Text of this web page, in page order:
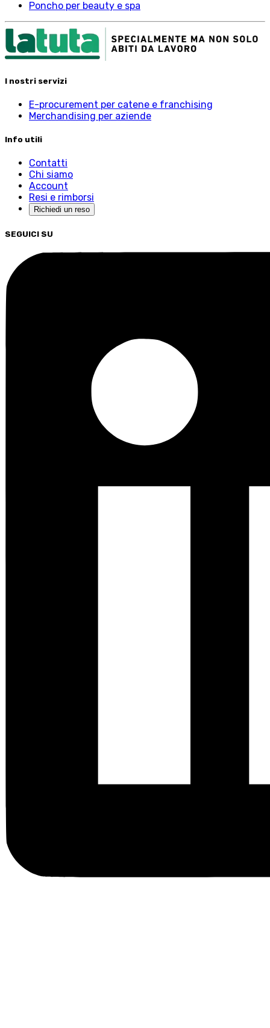
Poncho per beauty e spa
I nostri servizi
E-procurement per catene e franchising
Merchandising per aziende
Info utili
Contatti
Chi siamo
Account
Resi e rimborsi
Richiedi un reso
SEGUICI SU